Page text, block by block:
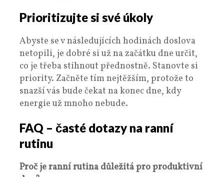
Prioritizujte si své úkoly
Abyste se v následujících hodinách doslova
netopili, je dobré si už na začátku dne určit,
co je třeba stihnout přednostně. Stanovte si
priority. Začněte tím nejtěžším, protože to
snazší vás bude čekat na konec dne, kdy
energie už mnoho nebude.
FAQ – časté dotazy na ranní
rutinu
Proč je ranní rutina důležitá pro produktivní